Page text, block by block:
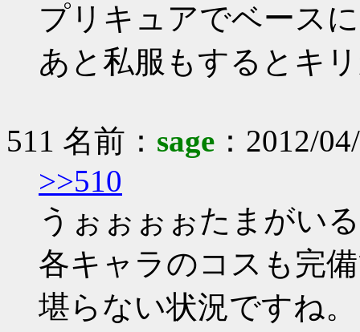
プリキュアでベース
あと私服もするとキ
511 名前： sage ：2012/
>>510
うぉぉぉぉたまがい
各キャラのコスも完
堪らない状況ですね。